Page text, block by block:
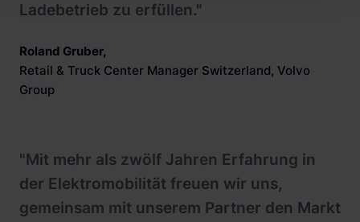
Ladebetrieb zu erfüllen."
Roland Gruber,
Retail & Truck Center Manager Switzerland, Volvo
Group
"Mit mehr als zwölf Jahren Erfahrung in
der Elektromobilität freuen wir uns,
gemeinsam mit unserem Partner den Markt